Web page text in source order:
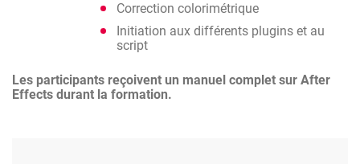
Correction colorimétrique
Initiation aux différents plugins et au
script
Les participants reçoivent un manuel complet sur After
Effects durant la formation.